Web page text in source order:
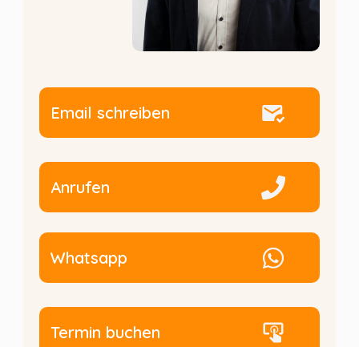
Email schreiben
Anrufen
Whatsapp
Termin buchen